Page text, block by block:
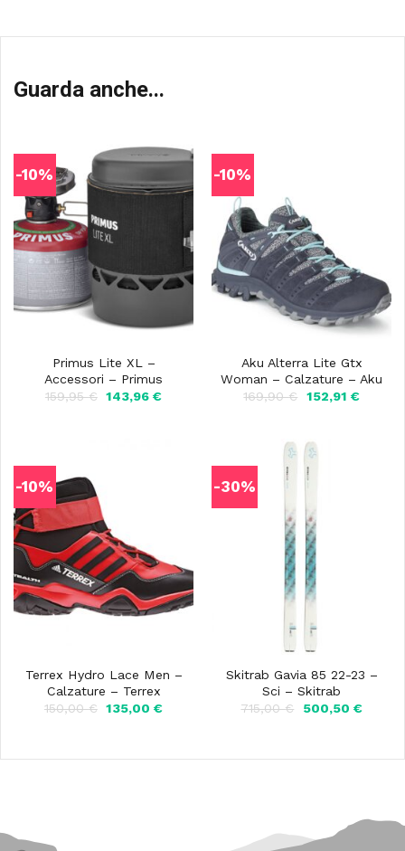
Guarda anche...
-10%
Primus Lite XL –
Accessori – Primus
159,95€ Il
143,96€Il
-10%
Aku Alterra Lite Gtx
Woman – Calzature – Aku
169,90€
Il
169,90 €.
152,91 €Il
-10%
Terrex Hydro Lace Men –
Calzature – Terrex
150,00€ Il
150,00 €.
135,00€Il
135,00 €.
-30%
Skitrab Gavia 85 22-23 –
Sci – Skitrab
715,00€
Il
715,00 €.
500,50 €Il